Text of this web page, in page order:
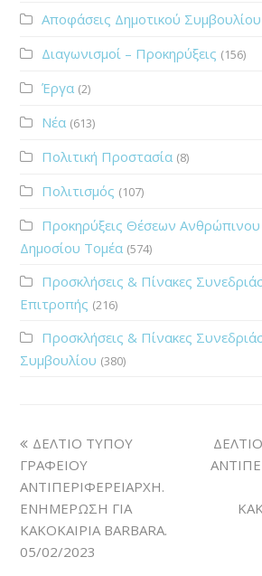
Αποφάσεις Δημοτικού Συμβουλίου
Διαγωνισμοί – Προκηρύξεις (156)
Έργα (2)
Νέα (613)
Πολιτική Προστασία (8)
Πολιτισμός (107)
Προκηρύξεις Θέσεων
Δημοσίου Τομέα (574)
Προσκλήσεις & Πίνακες
Επιτροπής (216)
Προσκλήσεις & Πίνακες
Συμβουλίου (380)
ΔΕΛΤΙΟ ΤΥΠΟΥ
ΓΡΑΦΕΙΟΥ
ΑΝΤΙΠΕΡΙΦΕΡΕΙΑΡΧΗ.
ΕΝΗΜΕΡΩΣΗ ΓΙΑ
ΚΑΚΟΚΑΙΡΙΑ BARBARA.
05/02/2023